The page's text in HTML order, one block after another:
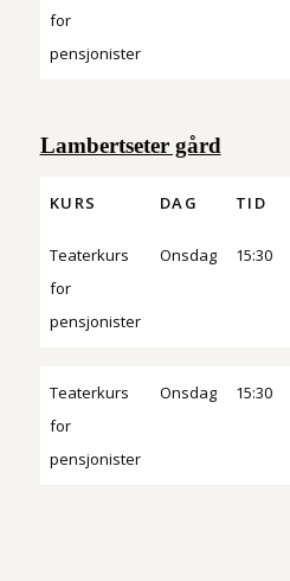
for
pensjonister
Lambertseter gård
KURS DAG TID
KURS
DAG TID
Teaterkurs
for
pensjonister
Onsdag 15:30
Teaterkurs
for
pensjonister
Onsdag 15:30